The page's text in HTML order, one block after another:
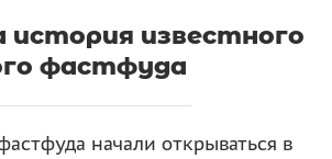
известного
фастфуда
начали открываться в